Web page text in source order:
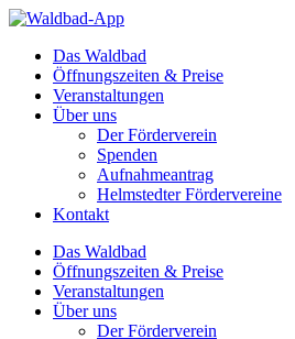
Zum
springenDas Waldbad
Öffnungszeiten & Preise
Veranstaltungen
Über uns
Der Förderverein
Spenden
Aufnahmeantrag
Helmstedter Fördervereine
Kontakt
Das Waldbad
Öffnungszeiten & Preise
Veranstaltungen
Über uns
Der Förderverein